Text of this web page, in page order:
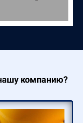
компанию?